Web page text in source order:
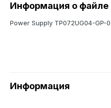
Информация о файле
Power Supply TP072UG04-GP-
Информация